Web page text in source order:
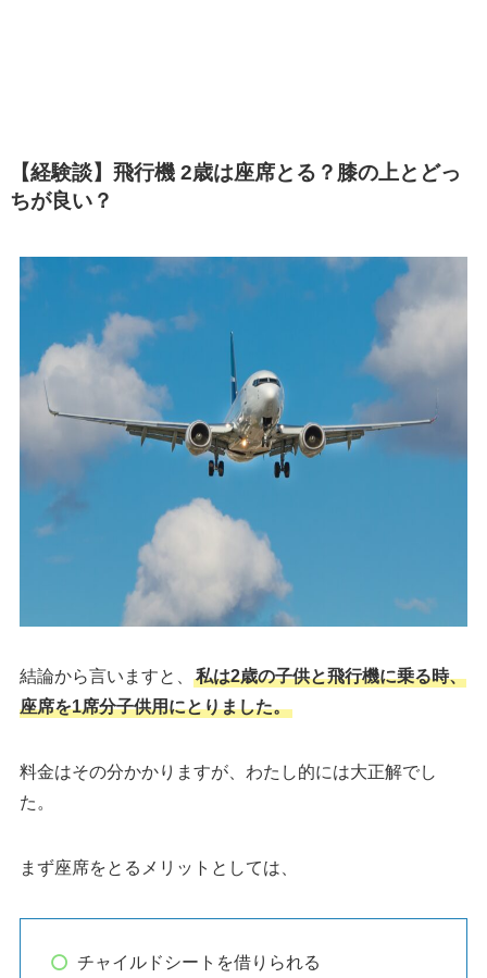
【経験談】飛行機 2歳は座席とる？膝の上とどっ
ちが良い？
結論から言いますと、
私は2歳の子供と飛行機に乗る時、
座席を1席分子供用にとりました。
料金はその分かかりますが、わたし的には大正解でし
た。
まず座席をとるメリットとしては、
チャイルドシートを借りられる